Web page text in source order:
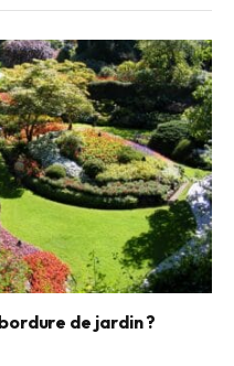
de jardin ?